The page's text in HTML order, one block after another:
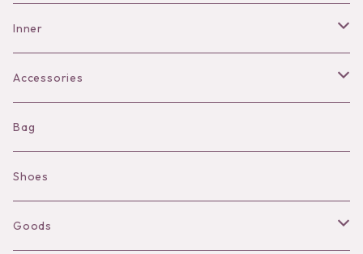
Pants
Inner
Bra
Shorts
Camisole
Long sleeve
Accessories
Necklace
Pierce/Earring
Ear Cuff
Bag
Shoes
Goods